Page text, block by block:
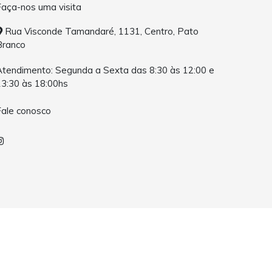
nos uma visita
Rua Visconde Tamandaré, 1131, Centro, Pato
Segunda a Sexta das 8:30 às 12:00 e
às 18:00hs
conosco